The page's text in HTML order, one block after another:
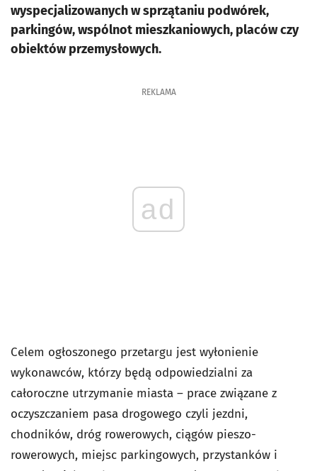
wyspecjalizowanych w sprzątaniu podwórek,
parkingów, wspólnot mieszkaniowych, placów czy
obiektów przemysłowych.
REKLAMA
ad
Celem ogłoszonego przetargu jest wyłonienie
wykonawców, którzy będą odpowiedzialni za
całoroczne utrzymanie miasta – prace związane z
oczyszczaniem pasa drogowego czyli jezdni,
chodników, dróg rowerowych, ciągów pieszo-
rowerowych, miejsc parkingowych, przystanków i